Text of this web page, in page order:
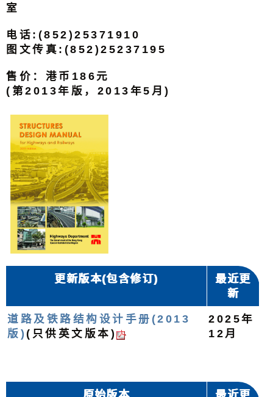
室
电话:(852)25371910
图文传真:(852)25237195
售价：港币186元
(第2013年版，2013年5月)
更新版本(包含修订)
最近更
新
道路及铁路结构设计手册(2013
版) (只供英文版本)
2025年
12月
原始版本
最近更